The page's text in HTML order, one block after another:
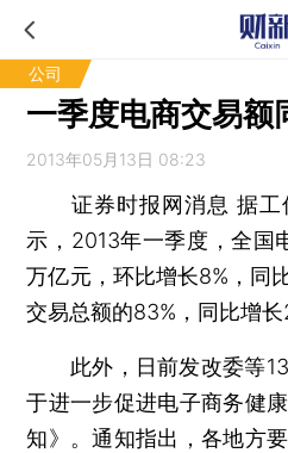
公司
一季度电商交易额
2013年05月13日 08:23
证券时报网消息 据工
示，2013年一季度，全国
万亿元，环比增长8%，同
交易总额的83%，同比增长
此外，日前发改委等13
于进一步促进电子商务健
知》。通知指出，各地方